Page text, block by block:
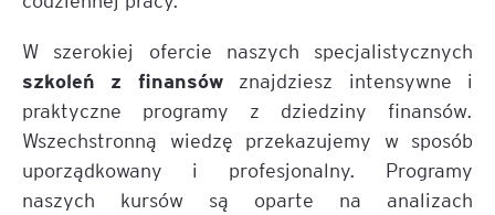
W szerokiej ofercie naszych specjalistycznych
szkoleń z finansówznajdziesz intensywne i
praktyczne programy z dziedziny finansów.
Wszechstronną wiedzę przekazujemy w sposób
uporządkowany i profesjonalny. Programy
naszych kursów są oparte na analizach